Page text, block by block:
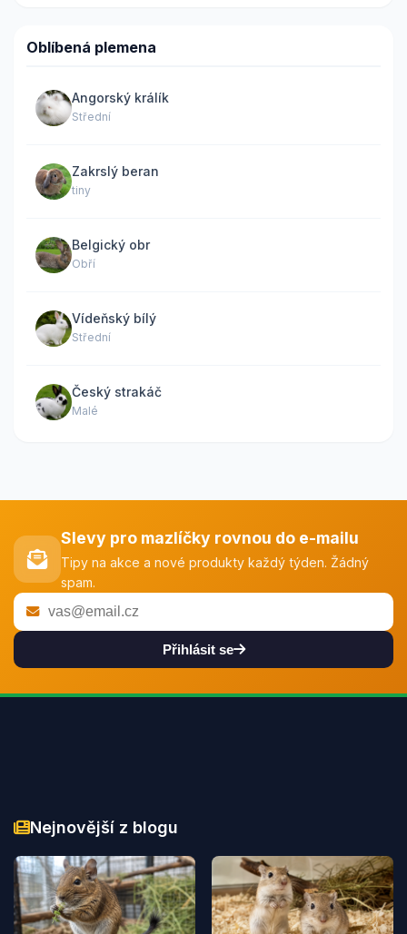
Oblíbená plemena
Angorský králík
Střední
Zakrslý beran
tiny
Belgický obr
Obří
Vídeňský bílý
Střední
Český strakáč
Malé
Slevy pro mazlíčky rovnou do e-mailu
Tipy na akce a nové produkty každý týden. Žádný
spam.
Přihlásit se
Nejnovější z blogu